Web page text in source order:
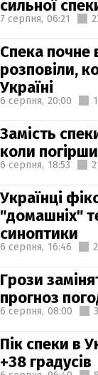
сильної
7 серпня, 06:21
Спека почне
розповіли,
Україні
6 серпня, 20:00
Замість
коли
6 серпня, 18:53
Українці
"домашніх"
синоптики
6 серпня, 16:46
Грози
прогноз
6 серпня, 08:00
Пік спеки в
+38 градусів